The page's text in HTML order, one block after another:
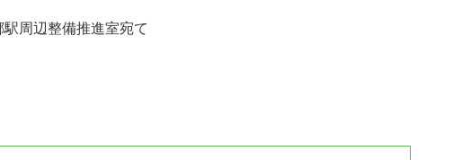
周辺整備推進室宛て